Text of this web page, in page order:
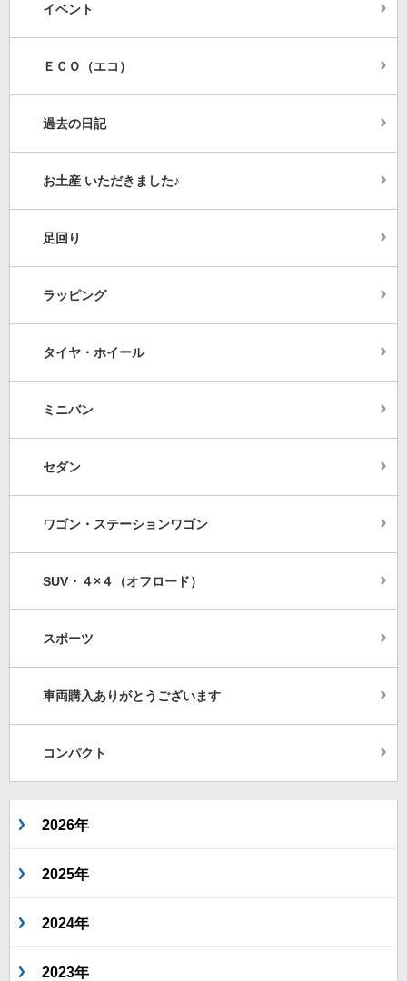
イベント
ＥＣＯ（エコ）
過去の日記
お土産 いただきました♪
足回り
ラッピング
タイヤ・ホイール
ミニバン
セダン
ワゴン・ステーションワゴン
SUV・４×４（オフロード）
スポーツ
車両購入ありがとうございます
コンパクト
2026年
2025年
2024年
2023年